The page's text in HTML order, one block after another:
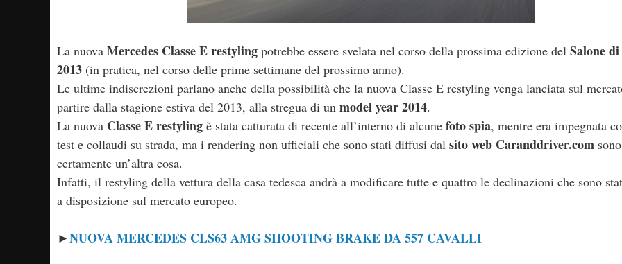
La nuova Mercedes Classe E restyling potrebbe essere svelata nel corso della prossima edizione del Salone
2013 (in pratica, nel corso delle prime settimane del prossimo anno).
Le ultime indiscrezioni parlano anche della possibilità che la nuova Classe E restyling venga lanciata sul
partire dalla stagione estiva del 2013, alla stregua di un model year 2014.
La nuova Classe E restyling è stata catturata di recente all’interno di alcune foto spia, mentre era impegnata
test e collaudi su strada, ma i rendering non ufficiali che sono stati diffusi dal sito web Caranddriver.com sono
certamente un’altra cosa.
Infatti, il restyling della vettura della casa tedesca andrà a modificare tutte e quattro le declinazioni che sono
a disposizione sul mercato europeo.
►NUOVA MERCEDES CLS63 AMG SHOOTING BRAKE DA 557 CAVALLI